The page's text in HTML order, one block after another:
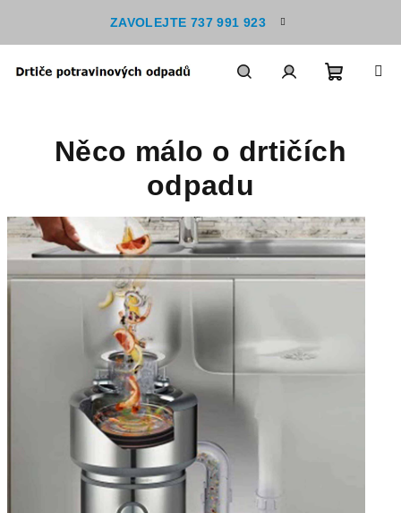
obsah
ZAVOLEJTE 737 991 923
košík
Něco málo o drtičích
odpadu